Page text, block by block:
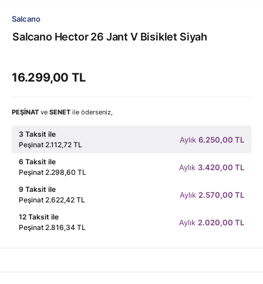
Salcano
Salcano Hector 26 Jant V Bisiklet Siyah
16.299,00 TL
PEŞİNAT ve SENET ile öderseniz,
3 Taksit ile
Peşinat 2.112,72 TL
Aylık 6.250,00 TL
6 Taksit ile
Peşinat 2.298,60 TL
Aylık 3.420,00 TL
9 Taksit ile
Peşinat 2.622,42 TL
Aylık 2.570,00 TL
12 Taksit ile
Peşinat 2.816,34 TL
Aylık 2.020,00 TL